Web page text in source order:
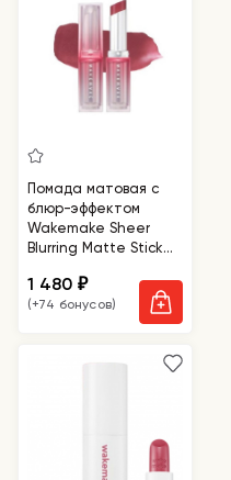
Помада матовая с
блюр-эффектом
Wakemake Sheer
Blurring Matte Stick
1 480₽
(+74 бонусов)